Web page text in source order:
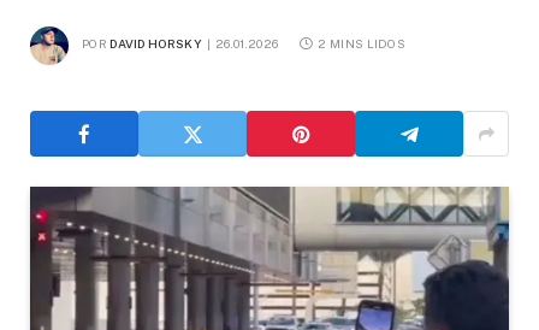
POR DAVID HORSKY 26.01.2026 2 MINS LIDOS